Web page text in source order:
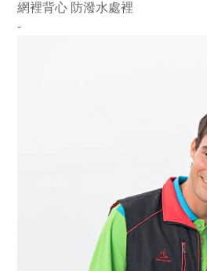
網裡背心 防潑水處裡
-